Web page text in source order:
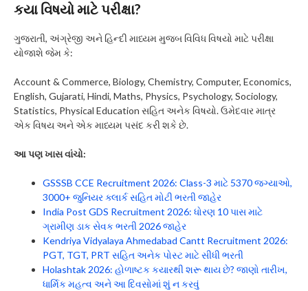
કયા વિષયો માટે પરીક્ષા?
ગુજરાતી, અંગ્રેજી અને હિન્દી માધ્યમ મુજબ વિવિધ વિષયો માટે પરીક્ષા
યોજાશે જેમ કે:
Account & Commerce, Biology, Chemistry, Computer, Economics,
English, Gujarati, Hindi, Maths, Physics, Psychology, Sociology,
Statistics, Physical Education સહિત અનેક વિષયો. ઉમેદવાર માત્ર
એક વિષય અને એક માધ્યમ પસંદ કરી શકે છે.
આ પણ ખાસ વાંચો:
GSSSB CCE Recruitment 2026: Class-3 માટે 5370 જગ્યાઓ,
3000+ જુનિયર ક્લાર્ક સહિત મોટી ભરતી જાહેર
India Post GDS Recruitment 2026: ધોરણ 10 પાસ માટે
ગ્રામીણ ડાક સેવક ભરતી 2026 જાહેર
Kendriya Vidyalaya Ahmedabad Cantt Recruitment 2026:
PGT, TGT, PRT સહિત અનેક પોસ્ટ માટે સીધી ભરતી
Holashtak 2026: હોળાષ્ટક કયારથી શરૂ થાય છે? જાણો તારીખ,
ધાર્મિક મહત્વ અને આ દિવસોમાં શું ન કરવું